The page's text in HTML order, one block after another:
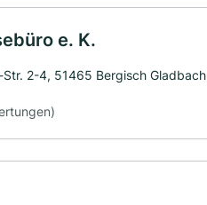
e. K.
2-4, 51465 Bergisch Gladbach